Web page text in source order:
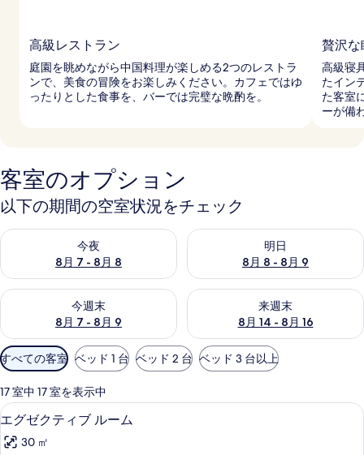
高級レストラン
庭園を眺めながら中国料理が楽しめる2つのレストラ
ンで、美食の冒険をお楽しみください。カフェではゆ
ったりとした食事を、バーでは完璧な晩酌を。
贅沢な
高級寝
たイン
た客室
ーが備
客室のオプション
以下の期間の空室状況をチェック
今夜
8月 7 - 8月 8
今夜 8月 7 - 8月 8 の空室状況をチェック
明日
8月 8 - 8月 9
明日 8月 8 - 8月 9 の空室状況
今週末
8月 7 - 8月 9
今週末 8月 7 - 8月 9 の空室状況をチェック
来週末
8月 14 - 8月 16
来週末 8月 14 - 8月 16 の空室
利
用
可
能
な
客
すべての客室 ベッド 1 台 ベッド 2 台 ベッド 3 台以上
17 室中 17 室を表示中
エ
グ
エグゼクティブ ルーム | 高級寝具、
6
エグゼクティブ ルーム
30 ㎡